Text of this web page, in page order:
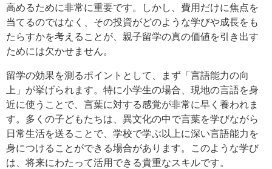
高めるために非常に重要です。しかし、費用だけに焦点を
当てるのではなく、その投資がどのような学びや成長をも
たらすかを考えることが、親子留学の真の価値を引き出す
ためには欠かせません。
留学の効果を測るポイントとして、まず「言語能力の向
上」が挙げられます。特に小学生の場合、現地の言語を身
近に使うことで、言葉に対する感覚が非常に早く養われま
す。多くの子どもたちは、異文化の中で言葉を学びながら
日常生活を送ることで、学校で学ぶ以上に深い言語能力を
身につけることができる場合があります。このような学び
は、将来にわたって活用できる貴重なスキルです。